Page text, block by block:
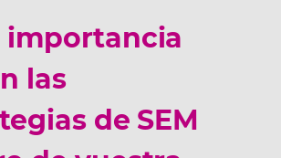
importancia
las
de SEM